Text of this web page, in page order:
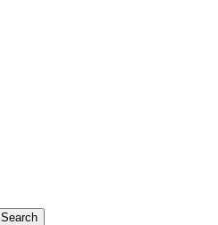
Search